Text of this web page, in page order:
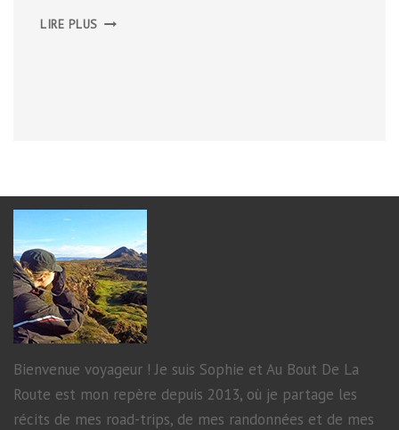
LIRE PLUS GUIDE
Bienvenue voyageur ! Je suis Sophie et Au Bout De La
Route est mon repère depuis 2013, où je partage les
récits de mes road-trips, de mes randonnées et de mes